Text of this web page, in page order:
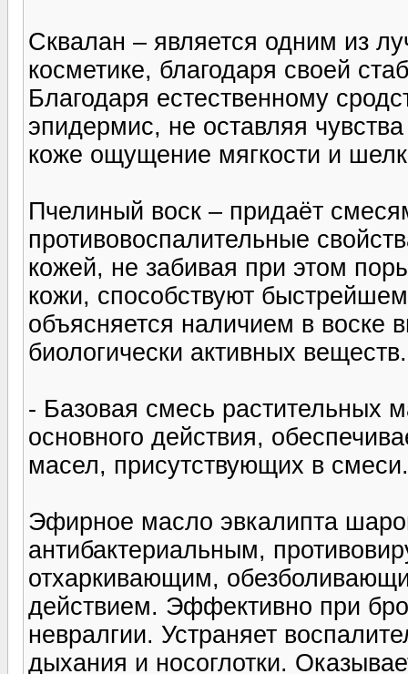
Сквалан – является одним из
косметике, благодаря своей
Благодаря естественному
эпидермис, не оставляя
коже ощущение мягкости и
Пчелиный воск – придаёт
противовоспалительные
кожей, не забивая при этом
кожи, способствуют
объясняется наличием в воске
биологически активных веществ.
- Базовая смесь растительных
основного действия,
масел, присутствующих в смеси.
Эфирное масло эвкалипта
антибактериальным,
отхаркивающим,
действием. Эффективно при
невралгии. Устраняет
дыхания и носоглотки.